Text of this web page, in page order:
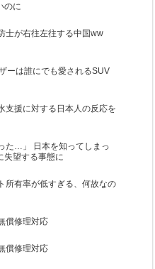
のに
士が右往左往する中国ww
ーは誰にでも愛されるSUV
支援に対する日本人の反応を
た…」 日本を知ってしまっ
失望する事態に
所有率が低すぎる、何故なの
償修理対応
償修理対応